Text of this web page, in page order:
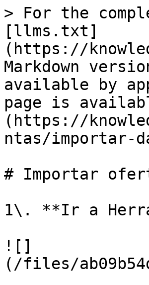
> For the
[llms.txt]
(https://
Markdown
available by
page is
(https://
ntas/importar-
# Importar
1\. **Ir a
![]
(/files/